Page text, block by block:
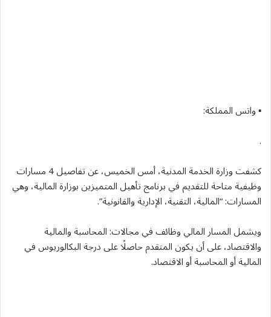
▪︎ واتس المملكة:
.
كشفت وزارة الخدمة المدنية، أمس الخميس، عن تفاصيل 4 مسارات
وظيفية متاحة للتقديم في برنامج تأهيل المتميزين بوزارة المالية، وهي
المسارات: “المالية، التقنية، الإدارية والقانونية”.
ويشمل المسار المالي وظائف في مجالات: المحاسبة والمالية
والاقتصاد، على أن يكون المتقدم حاصلًا على درجة البكالوريوس في
المالية أو المحاسبة أو الاقتصاد.